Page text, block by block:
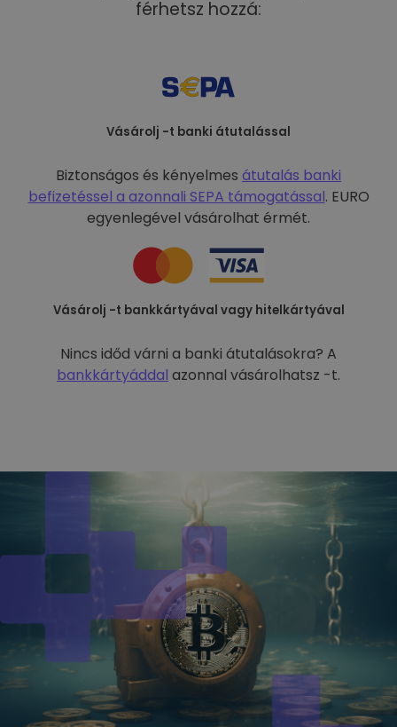
férhetsz hozzá:
Vásárolj -t banki átutalással
Biztonságos és kényelmes átutalás banki
befizetéssel a azonnali SEPA támogatással. EURO
egyenlegével vásárolhat érmét.
Vásárolj -t bankkártyával vagy hitelkártyával
Nincs időd várni a banki átutalásokra? A
bankkártyáddal azonnal vásárolhatsz -t.